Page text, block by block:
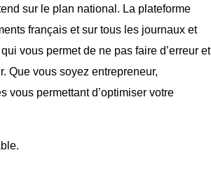
sur le plan national. La plateforme
français et sur tous les journaux et
vous permet de ne pas faire d’erreur et
Que vous soyez entrepreneur,
vous permettant d’optimiser votre